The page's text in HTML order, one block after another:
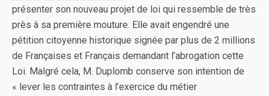
présenter son nouveau projet de loi qui ressemble de très
près à sa première mouture. Elle avait engendré une
pétition citoyenne historique signée par plus de 2 millions
de Françaises et Français demandant l’abrogation cette
Loi. Malgré cela, M. Duplomb conserve son intention de
« lever les contraintes à l’exercice du métier